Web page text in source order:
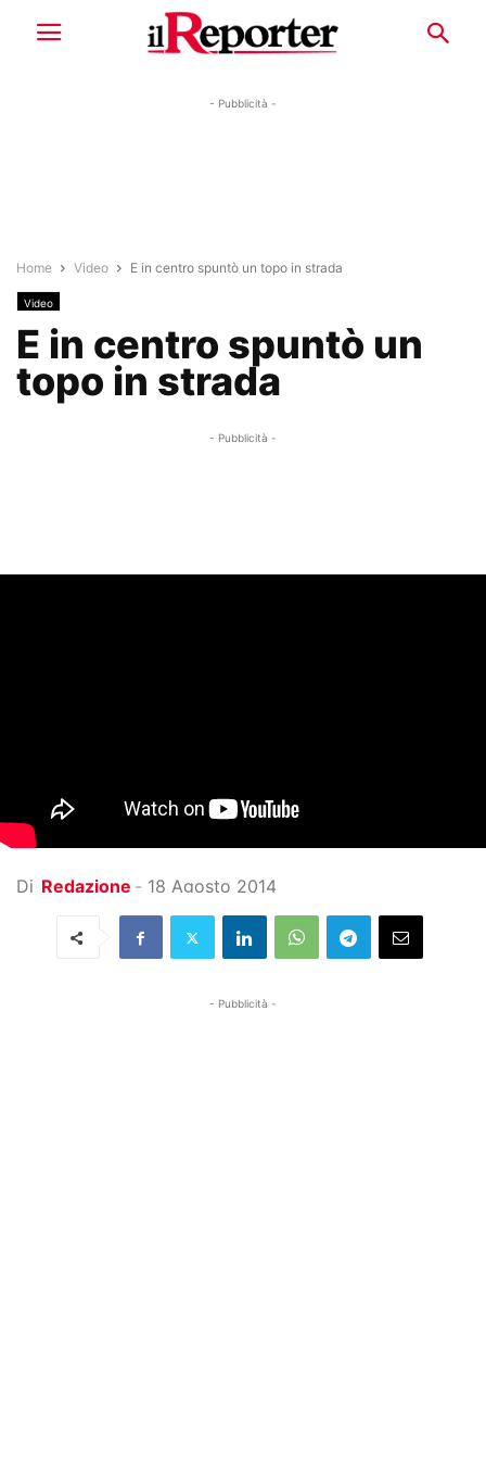
- Pubblicità -
Home Video E in centro spuntò un topo in strada
Video
E in centro spuntò un
topo in strada
- Pubblicità -
Di Redazione - 18 Agosto 2014
- Pubblicità -